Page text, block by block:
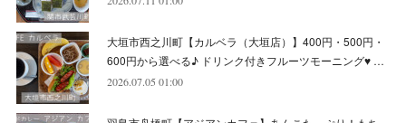
(7)
(11)
(6)
(12)
(6)
大垣市西之川町【カルベラ（大垣店）】400円・500円・
600円から選べる♪ ドリンク付きフルーツモーニング♥ …
2026.07.05 01:00